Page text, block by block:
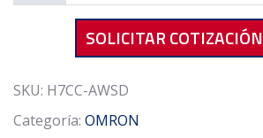
FOR
AWSD1-
SOLICITAR COTIZACIÓN
SKU: H7CC-AWSD
Categoría: OMRON